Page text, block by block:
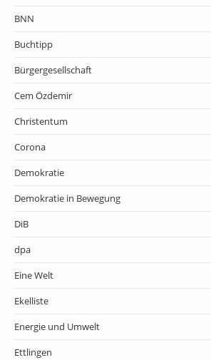
BNN
Buchtipp
Bürgergesellschaft
Cem Özdemir
Christentum
Corona
Demokratie
Demokratie in Bewegung
DiB
dpa
Eine Welt
Ekelliste
Energie und Umwelt
Ettlingen